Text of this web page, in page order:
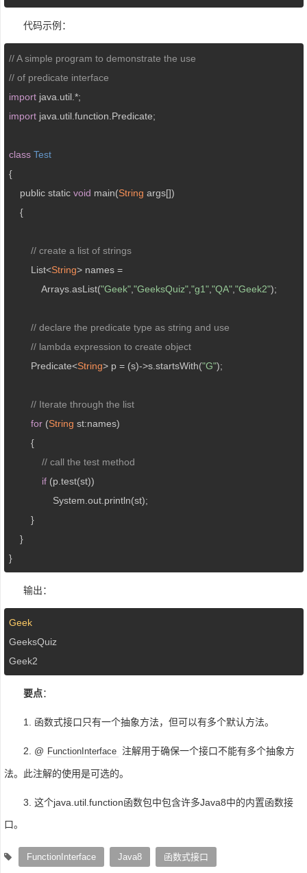
代码示例：
// A simple program to demonstrate the use
// of predicate interface
import
import java.util.function.Predicate;
class Test
{
    public static
void main(String args[])
    {
// create a list of strings
        List<
String> names =
            Arrays.asList(
"Geek" ,"GeeksQuiz" ,"g1" ,"QA" ,"Geek2");
// declare the predicate type as string and use
// lambda expression to create object
        Predicate<
String> p = (s)->s.startsWith("G");
// Iterate through the list
for (String st:names)
        {
// call the test method
if (p.test(st))
                System.out.println(st);
        }
    }
}
输出：
Geek
GeeksQuiz
Geek2
要点：
1. 函数式接口只有一个抽象方法，但可以有多个默认方法。
2. @ FunctionInterface 注解用于确保一个接口不能有多个抽象方
法。此注解的使用是可选的。
3. 这个java.util.function函数包中包含许多Java8中的内置函数接
口。
FunctionInterface Java8 函数式接口